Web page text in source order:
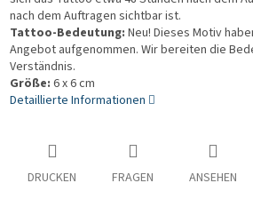
nach dem Auftragen sichtbar ist.
Tattoo-Bedeutung: Neu! Dieses Motiv
Angebot aufgenommen. Wir bereiten die
Verständnis.
Größe: 6 x 6 cm
Detaillierte Informationen
DRUCKEN FRAGEN ANSEHEN